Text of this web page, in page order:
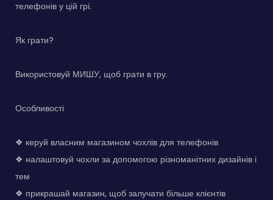
телефонів у цій грі.
Як грати?
Використовуй МИШУ, щоб грати в гру.
Особливості
❖ керуй власним магазином чохлів для телефонів
❖ налаштовуй чохли за допомогою різноманітних дизайнів і
тем
❖ прикрашай магазин, щоб залучати більше клієнтів